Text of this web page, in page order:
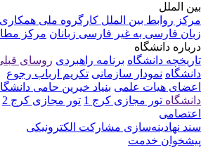
بین الملل
مرکز روابط بین الملل کارگروه ملی همکاری
زبان فارسی به غیر فارسی زبانان مرکز
درباره دانشگاه
تاریخچه دانشگاه برنامه راهبردی روسای
دانشگاه نمودار سازمانی تکریم ارباب رجوع
اعضای هیات علمی بنیاد خیرین حامی
دانشگاه تور مجازی کرج 1 تور مجازی کرج 2
اعتصامی
سند نهادینه‌سازی مشارکت الکترونیکی
پیشخوان خدمت